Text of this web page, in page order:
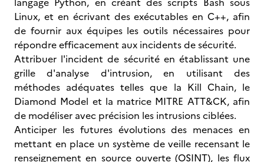
Linux, et en écrivant des exécutables en C++, afin
de fournir aux équipes les outils nécessaires pour
répondre efficacement aux incidents de sécurité.
Attribuer l'incident de sécurité en établissant une
grille d'analyse d'intrusion, en utilisant des
méthodes adéquates telles que la Kill Chain, le
Diamond Model et la matrice MITRE ATT&CK, afin
de modéliser avec précision les intrusions ciblées.
Anticiper les futures évolutions des menaces en
mettant en place un système de veille recensant le
renseignement en source ouverte (OSINT), les flux